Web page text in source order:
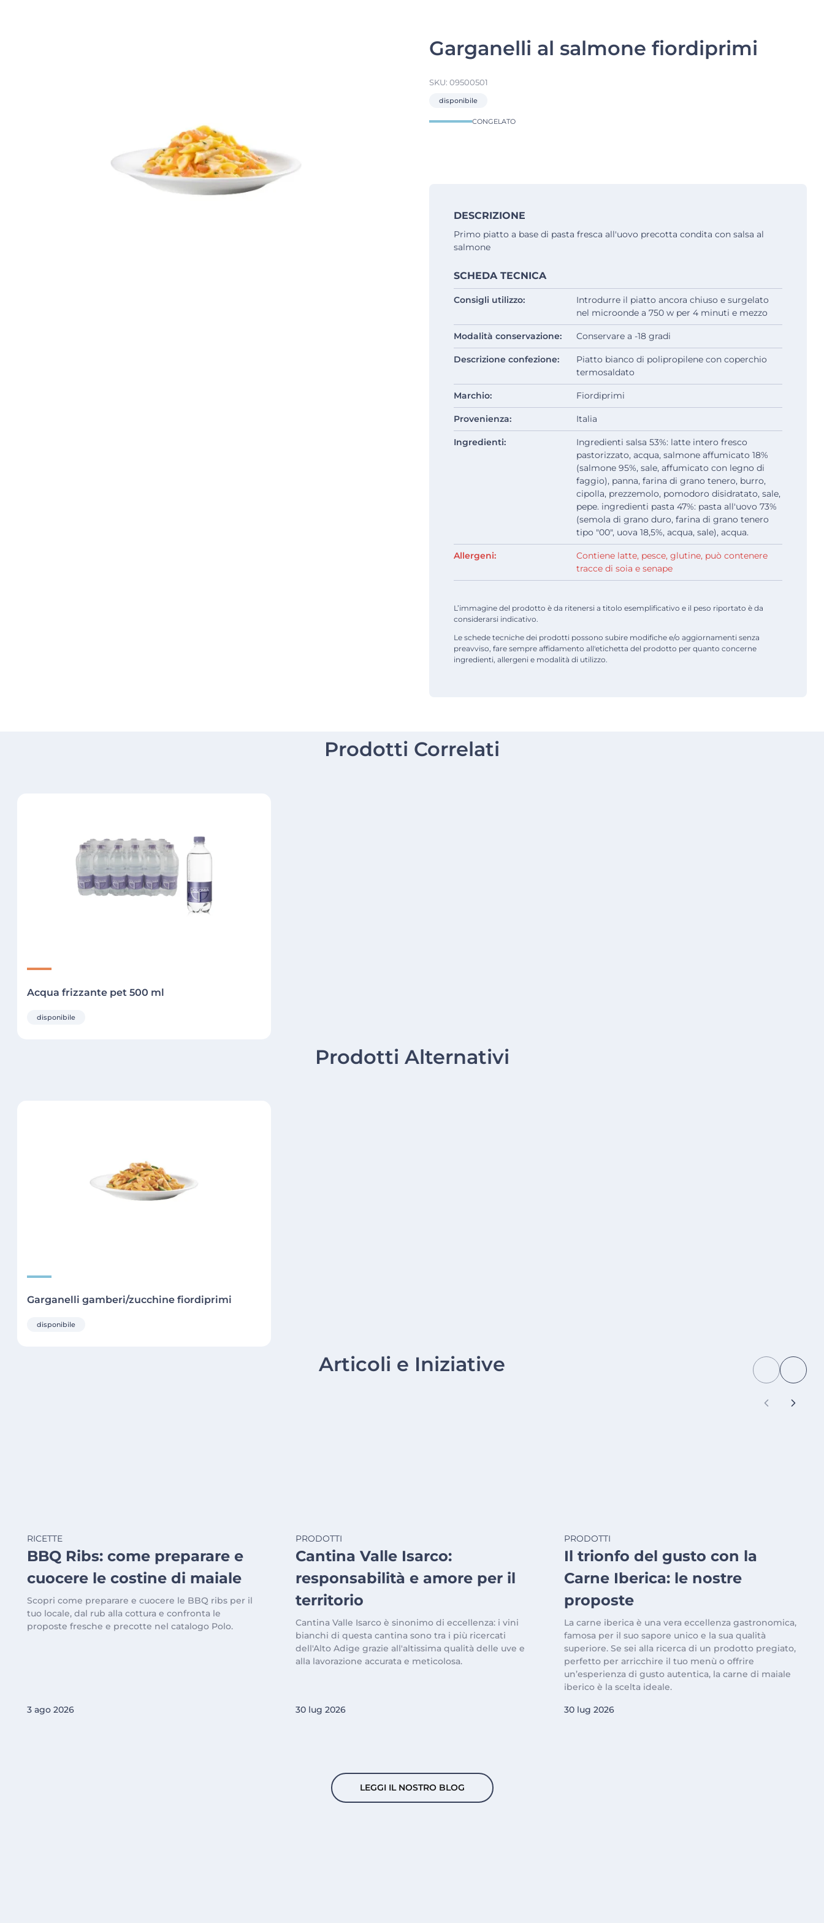
Garganelli al salmone fiordiprimi
SKU: 09500501
disponibile
CONGELATO
DESCRIZIONE
Primo piatto a base di pasta fresca all'uovo precotta condita con salsa al
salmone
SCHEDA TECNICA
Consigli utilizzo:
Introdurre il piatto ancora chiuso e surgelato
nel microonde a 750 w per 4 minuti e mezzo
Modalità conservazione: Conservare a -18 gradi
Descrizione confezione:
Piatto bianco di polipropilene con coperchio
termosaldato
Marchio: Fiordiprimi
Provenienza: Italia
Ingredienti:
Ingredienti salsa 53%: latte intero fresco
pastorizzato, acqua, salmone affumicato 18%
(salmone 95%, sale, affumicato con legno di
faggio), panna, farina di grano tenero, burro,
cipolla, prezzemolo, pomodoro disidratato, sale,
pepe. ingredienti pasta 47%: pasta all'uovo 73%
(semola di grano duro, farina di grano tenero
tipo "00", uova 18,5%, acqua, sale), acqua.
Allergeni:
Contiene latte, pesce, glutine, può contenere
tracce di soia e senape
L’immagine del prodotto è da ritenersi a titolo esemplificativo e il peso riportato è da
considerarsi indicativo.
Le schede tecniche dei prodotti possono subire modifiche e/o aggiornamenti senza
preavviso, fare sempre affidamento all'etichetta del prodotto per quanto concerne
ingredienti, allergeni e modalità di utilizzo.
Prodotti Correlati
Acqua frizzante pet 500 ml
disponibile
Prodotti Alternativi
Garganelli gamberi/zucchine fiordiprimi
disponibile
Articoli e Iniziative
RICETTE
BBQ Ribs: come preparare e
cuocere le costine di maiale
Scopri come preparare e cuocere le BBQ ribs per il
tuo locale, dal rub alla cottura e confronta le
proposte fresche e precotte nel catalogo Polo.
3 ago 2026
PRODOTTI
Cantina Valle Isarco:
responsabilità e amore per il
territorio
Cantina Valle Isarco è sinonimo di eccellenza: i vini
bianchi di questa cantina sono tra i più ricercati
dell'Alto Adige grazie all'altissima qualità delle uve e
alla lavorazione accurata e meticolosa.
30 lug 2026
PRODOTTI
Il trionfo del gusto con la
Carne Iberica: le nostre
proposte
La carne iberica è una vera eccellenza gastronomica,
famosa per il suo sapore unico e la sua qualità
superiore. Se sei alla ricerca di un prodotto pregiato,
perfetto per arricchire il tuo menù o offrire
un’esperienza di gusto autentica, la carne di maiale
iberico è la scelta ideale.
30 lug 2026
LEGGI IL NOSTRO BLOG